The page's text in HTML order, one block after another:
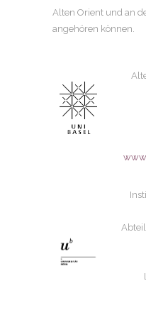
Alten Orient und an
angehören können.